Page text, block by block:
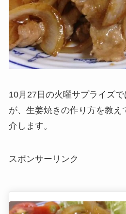
10月27日の火曜サプライズ
が、生姜焼きの作り方を教え
介します。
スポンサーリンク